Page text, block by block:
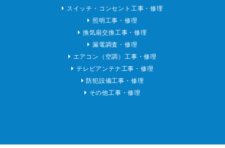
スイッチ・コンセント工事・修理
照明工事・修理
換気扇交換工事・修理
漏電調査・修理
エアコン（空調）工事・修理
テレビアンテナ工事・修理
防犯設備工事・修理
その他工事・修理